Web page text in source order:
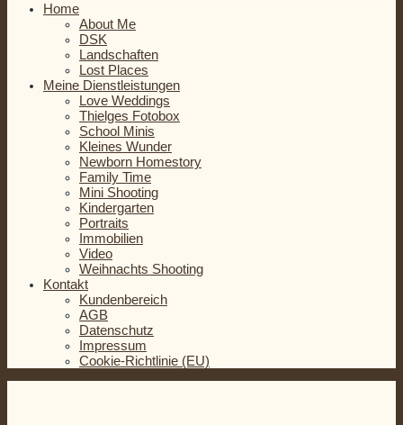
Home
About Me
DSK
Landschaften
Lost Places
Meine Dienstleistungen
Love Weddings
Thielges Fotobox
School Minis
Kleines Wunder
Newborn Homestory
Family Time
Mini Shooting
Kindergarten
Portraits
Immobilien
Video
Weihnachts Shooting
Kontakt
Kundenbereich
AGB
Datenschutz
Impressum
Cookie-Richtlinie (EU)